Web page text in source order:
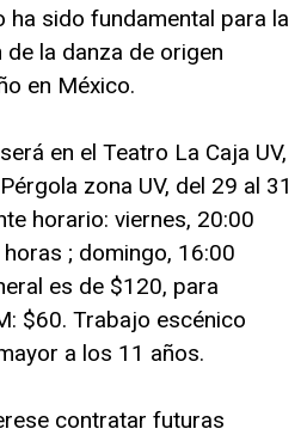
ha sido fundamental para la
la danza de origen
en México.
en el Teatro La Caja UV,
zona UV, del 29 al 31
horario: viernes, 20:00
; domingo, 16:00
es de $120, para
$60. Trabajo escénico
a los 11 años.
contratar futuras